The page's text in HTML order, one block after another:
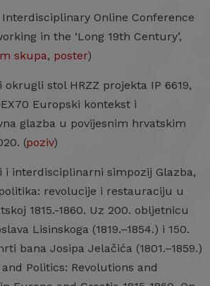
Online Conference
in the ‘Long 19th Century’,
skupa, poster)
okrugli stol HRZZ projekta IP 6619,
Europski kontekst i
glazba u povijesnim hrvatskim
(poziv)
i interdisciplinarni simpozij Glazba,
revolucije i restauraciju u
1815.-1860. Uz 200. obljetnicu
Lisinskoga (1819.–1854.) i 150.
bana Josipa Jelačića (1801.–1859.)
Politics: Revolutions and